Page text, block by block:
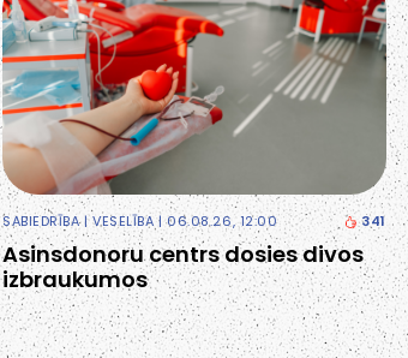
SABIEDRĪBA|VESELĪBA| 06.08.26, 12:00 341
Asinsdonoru centrs dosies divos
izbraukumos